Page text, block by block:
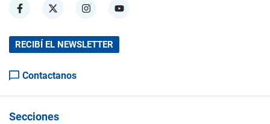
RECIBÍ EL NEWSLETTER
Contactanos
Secciones